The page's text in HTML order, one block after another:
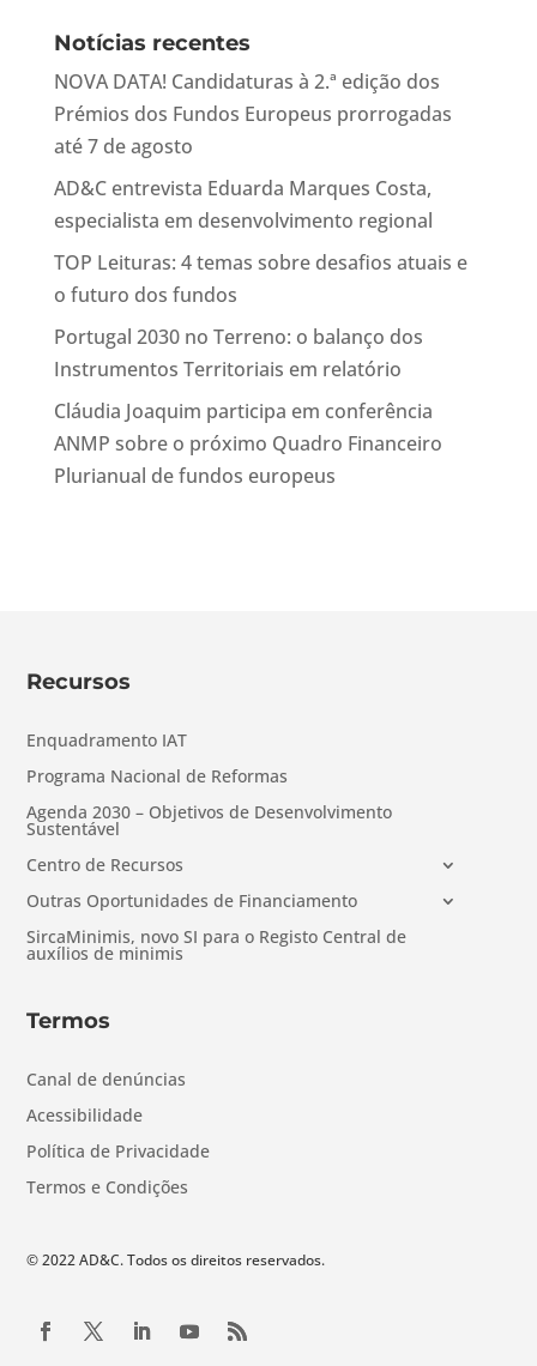
Notícias recentes
NOVA DATA! Candidaturas à 2.ª edição dos
Prémios dos Fundos Europeus prorrogadas
até 7 de agosto
AD&C entrevista Eduarda Marques Costa,
especialista em desenvolvimento regional
TOP Leituras: 4 temas sobre desafios atuais e
o futuro dos fundos
Portugal 2030 no Terreno: o balanço dos
Instrumentos Territoriais em relatório
Cláudia Joaquim participa em conferência
ANMP sobre o próximo Quadro Financeiro
Plurianual de fundos europeus
Recursos
Enquadramento IAT
Programa Nacional de Reformas
Agenda 2030 – Objetivos de Desenvolvimento
Sustentável
Centro de Recursos
Outras Oportunidades de Financiamento
SircaMinimis, novo SI para o Registo Central de
auxílios de minimis
Termos
Canal de denúncias
Acessibilidade
Política de Privacidade
Termos e Condições
© 2022 AD&C. Todos os direitos reservados.